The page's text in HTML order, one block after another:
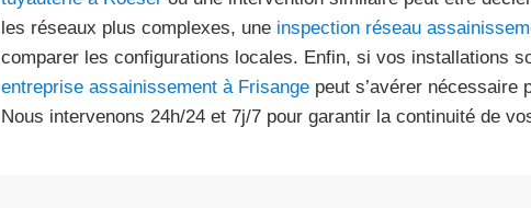
les réseaux plus complexes, une inspection réseau
comparer les configurations locales. Enfin, si vos installations
entreprise assainissement à Frisangepeut s’avérer nécessaire
Nous intervenons 24h/24 et 7j/7 pour garantir la continuité de